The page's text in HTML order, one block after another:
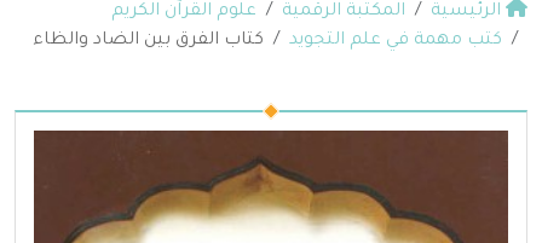
الرئيسية المكتبة الرقمية
علوم القرآن الكريم
كتب مهمة في علم التجويد
كتاب الفرق بين الضاد والظاء